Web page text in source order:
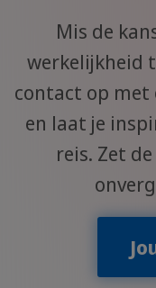
Mis de
werkelijkheid
contact op met
en laat je
reis. Zet